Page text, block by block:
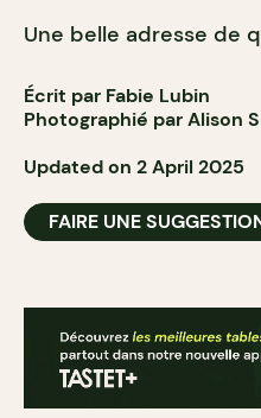
Une belle adresse de
Écrit par Fabie Lubin
Photographié par Alison
Updated on 2 April 2025
FAIRE UNE